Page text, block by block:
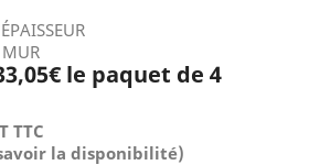
le paquet de 4
TTC
la disponibilité)